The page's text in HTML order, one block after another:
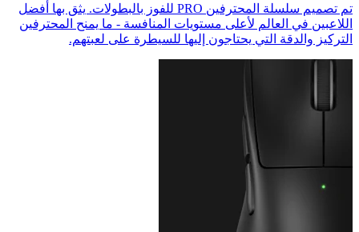
تم تصميم سلسلة المحترفين PRO للفوز بالبطولات. يثق بها أفضل
اللاعبين في العالم لأعلى مستويات المنافسة - ما يمنح المحترفين
التركيز والدقة التي يحتاجون إليها للسيطرة على لعبتهم.